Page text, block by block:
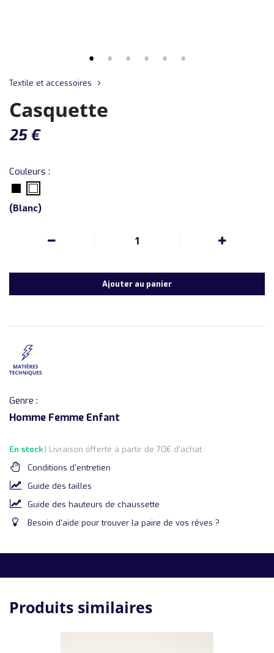
Textile et accessoires
Casquette
25 €
Couleurs :
(Blanc)
1
Ajouter au panier
Genre :
Homme Femme Enfant
En stock| Livraison offerte à partir de 70€ d'achat
Conditions d'entretien
Guide des tailles
Guide des hauteurs de chaussette
Besoin d'aide pour trouver la paire de vos rêves ?
Produits similaires